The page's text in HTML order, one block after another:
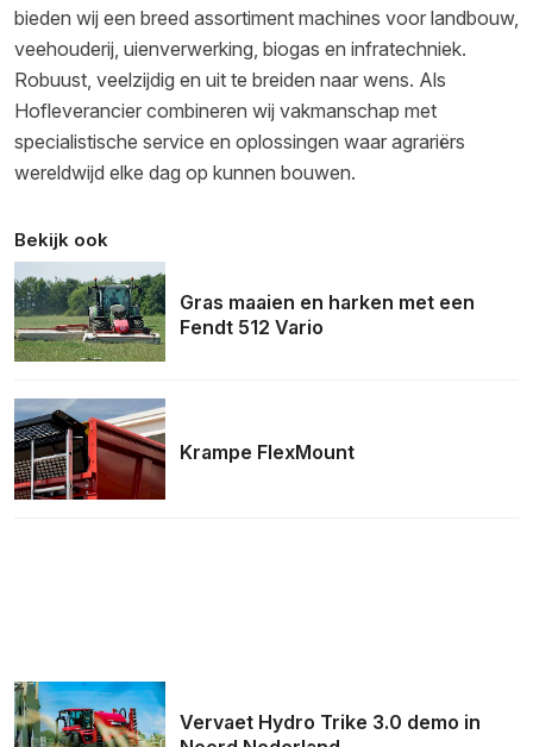
bieden wij een breed assortiment machines voor landbouw,
veehouderij, uienverwerking, biogas en infratechniek.
Robuust, veelzijdig en uit te breiden naar wens. Als
Hofleverancier combineren wij vakmanschap met
specialistische service en oplossingen waar agrariërs
wereldwijd elke dag op kunnen bouwen.
Bekijk ook
Gras maaien en harken met een
Fendt 512 Vario
Krampe FlexMount
Vervaet Hydro Trike 3.0 demo in